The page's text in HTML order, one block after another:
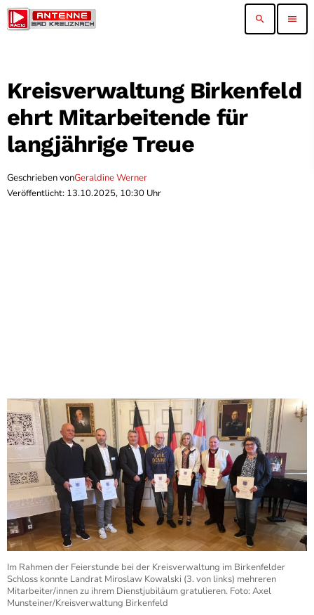
search menu
Kreisverwaltung Birkenfeld
ehrt Mitarbeitende für
langjährige Treue
Geschrieben vonGeraldine Werner
Veröffentlicht: 13.10.2025, 10:30 Uhr
Im Rahmen der Feierstunde bei der Kreisverwaltung im Birkenfelder
Schloss konnte Landrat Miroslaw Kowalski (3. von links) mehreren
Mitarbeiter/innen zu ihrem Dienstjubiläum gratulieren. Foto: Axel
Munsteiner/Kreisverwaltung Birkenfeld